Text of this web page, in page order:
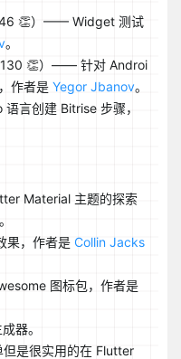
👏）—— Widget 测试
。
130 👏）—— 针对 Androi
作者是 Yegor Jbanov。
言创建 Bitrise 步骤，
Material 主题的探索
。
，作者是 Collin Jacks
图标包，作者是
器。
是很实用的在 Flutter